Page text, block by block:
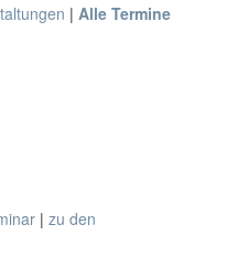
| Alle Termine
| zu den